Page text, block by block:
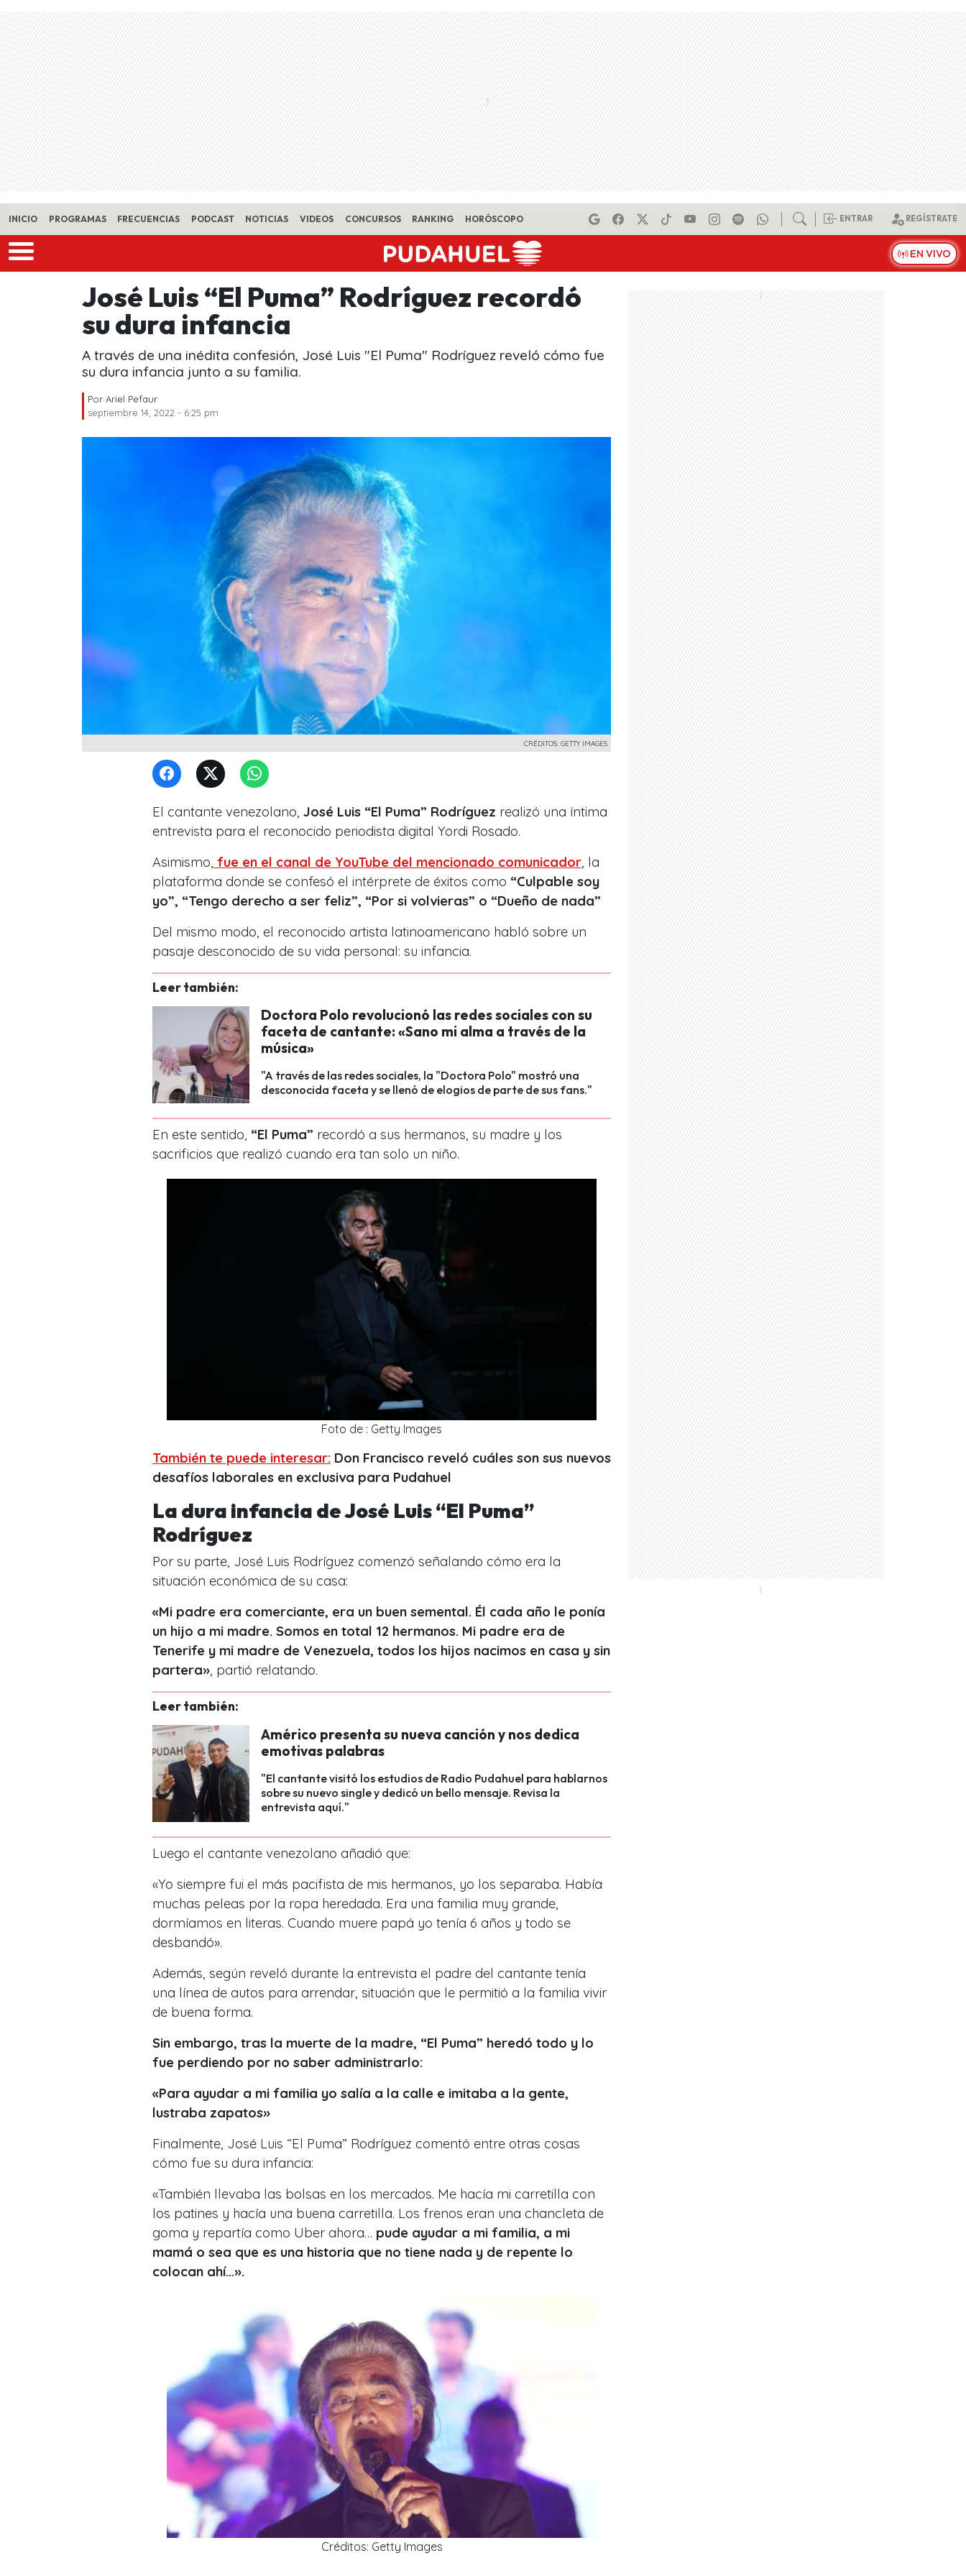
Skip to main content
INICIO PROGRAMAS FRECUENCIAS PODCAST NOTICIAS VIDEOS CONCURSOS RANKING HORÓSCOPO ENTRAR REGÍSTRATE
EN VIVO
José Luis “El Puma” Rodríguez recordó
su dura infancia
A través de una inédita confesión, José Luis "El Puma" Rodríguez reveló cómo fue
su dura infancia junto a su familia.
Por Ariel Pefaur
septiembre 14, 2022 - 6:25 pm
CRÉDITOS: GETTY IMAGES
El cantante venezolano, José Luis “El Puma” Rodríguez realizó una íntima
entrevista para el reconocido periodista digital Yordi Rosado.
Asimismo, fue en el canal de YouTube del mencionado comunicador , la
plataforma donde se confesó el intérprete de éxitos como “Culpable soy
yo”, “Tengo derecho a ser feliz”, “Por si volvieras” o “Dueño de nada”
Del mismo modo, el reconocido artista latinoamericano habló sobre un
pasaje desconocido de su vida personal: su infancia.
Leer también:
Doctora Polo revolucionó las redes sociales con su
faceta de cantante: «Sano mi alma a través de la
música»
"A través de las redes sociales, la "Doctora Polo" mostró una
desconocida faceta y se llenó de elogios de parte de sus fans."
En este sentido, “El Puma” recordó a sus hermanos, su madre y los
sacrificios que realizó cuando era tan solo un niño.
Foto de : Getty Images
También te puede interesar: Don Francisco reveló cuáles son sus nuevos
desafíos laborales en exclusiva para Pudahuel
La dura infancia de José Luis “El Puma”
Rodríguez
Por su parte, José Luis Rodríguez comenzó señalando cómo era la
situación económica de su casa:
«Mi padre era comerciante, era un buen semental. Él cada año le ponía
un hijo a mi madre. Somos en total 12 hermanos. Mi padre era de
Tenerife y mi madre de Venezuela, todos los hijos nacimos en casa y sin
partera» , partió relatando.
Leer también:
Américo presenta su nueva canción y nos dedica
emotivas palabras
"El cantante visitó los estudios de Radio Pudahuel para hablarnos
sobre su nuevo single y dedicó un bello mensaje. Revisa la
entrevista aquí."
Luego el cantante venezolano añadió que:
«Yo siempre fui el más pacifista de mis hermanos, yo los separaba. Había
muchas peleas por la ropa heredada. Era una familia muy grande,
dormíamos en literas. Cuando muere papá yo tenía 6 años y todo se
desbandó».
Además, según reveló durante la entrevista el padre del cantante tenía
una línea de autos para arrendar, situación que le permitió a la familia vivir
de buena forma.
Sin embargo, tras la muerte de la madre, “El Puma” heredó todo y lo
fue perdiendo por no saber administrarlo:
«Para ayudar a mi familia yo salía a la calle e imitaba a la gente,
lustraba zapatos»
Finalmente, José Luis “El Puma” Rodríguez comentó entre otras cosas
cómo fue su dura infancia:
«También llevaba las bolsas en los mercados. Me hacía mi carretilla con
los patines y hacía una buena carretilla. Los frenos eran una chancleta de
goma y repartía como Uber ahora… pude ayudar a mi familia, a mi
mamá o sea que es una historia que no tiene nada y de repente lo
colocan ahí…».
Créditos: Getty Images